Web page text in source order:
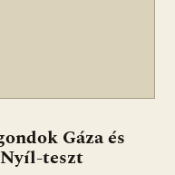
Gáza és
teszt